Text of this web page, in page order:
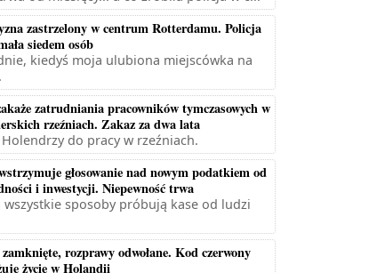
zastrzelony w centrum Rotterdamu. Policja
siedem osób
kiedyś moja ulubiona miejscówka na
zatrudniania pracowników tymczasowych w
rzeźniach. Zakaz za dwa lata
do pracy w rzeźniach.
głosowanie nad nowym podatkiem od
i inwestycji. Niepewność trwa
wszystkie sposoby próbują kase od ludzi
zamknięte, rozprawy odwołane. Kod czerwony
życie w Holandii